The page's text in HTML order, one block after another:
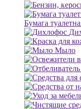
Бумага
Мыло